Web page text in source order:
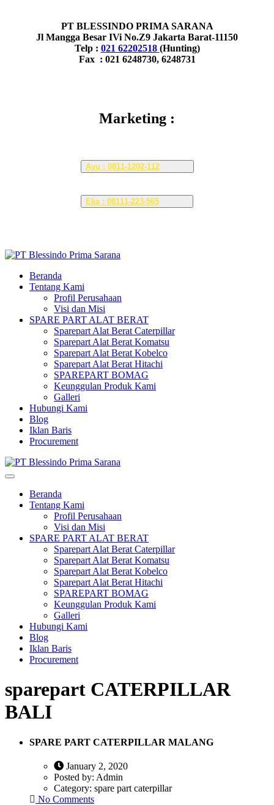
PT BLESSINDO PRIMA SARANA
Jl Mangga Besar IVi No.Z9 Jakarta Barat-11150
Telp : 021 62202518 (Hunting)
Fax : 021 6248730, 6248731
Marketing :
Ayu : 0811-1202-112
Eka : 08111-223-565
Beranda
Tentang Kami
Profil Perusahaan
Visi dan Misi
SPARE PART ALAT BERAT
Sparepart Alat Berat Caterpillar
Sparepart Alat Berat Komatsu
Sparepart Alat Berat Kobelco
Sparepart Alat Berat Hitachi
SPAREPART BOMAG
Keunggulan Produk Kami
Galleri
Hubungi Kami
Blog
Iklan Baris
Procurement
Beranda
Tentang Kami
Profil Perusahaan
Visi dan Misi
SPARE PART ALAT BERAT
Sparepart Alat Berat Caterpillar
Sparepart Alat Berat Komatsu
Sparepart Alat Berat Kobelco
Sparepart Alat Berat Hitachi
SPAREPART BOMAG
Keunggulan Produk Kami
Galleri
Hubungi Kami
Blog
Iklan Baris
Procurement
sparepart CATERPILLAR
BALI
SPARE PART CATERPILLAR MALANG
January 2, 2020
Posted by: Admin
Category: spare part caterpillar
No Comments